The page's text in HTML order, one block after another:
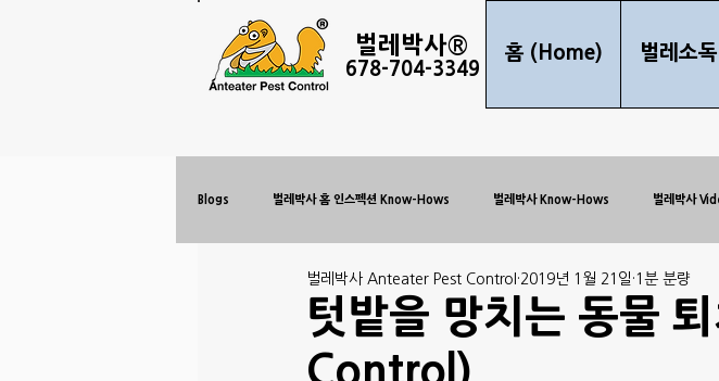
벌레 박사®
678-704-3349
홈 (Home) 벌레소
Blogs 벌레박사 홈 인스펙션 Know-Hows 벌레박사 Know-Hows 벌레박사
텃밭을 망치는 동물
벌레박사 Anteater Pest Control 2019년 1월 21일 1분 분량